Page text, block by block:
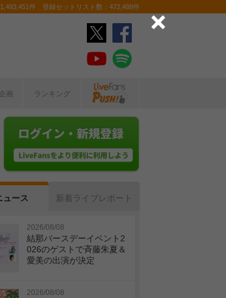
件 登録セットリスト数：472,488件
企画 ランキング
ュース 新着ライブレポート
2026/08/08
結那バースデーイベント2
026のゲストで斉藤朱夏＆
愛美の出演が決定
2026/08/08